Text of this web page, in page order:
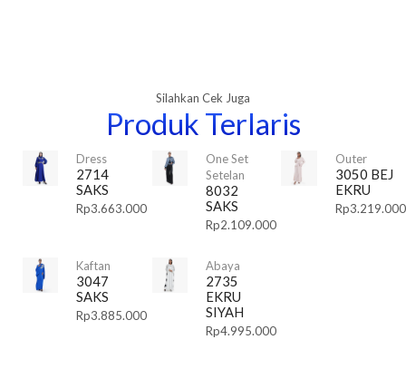
Silahkan Cek Juga
Produk Terlaris
Dress
2714
SAKS
Rp3.663.000
One Set
Setelan
8032
SAKS
Rp2.109.000
Outer
3050 BEJ
EKRU
Rp3.219.000
Kaftan
3047
SAKS
Rp3.885.000
Abaya
2735
EKRU
SIYAH
Rp4.995.000